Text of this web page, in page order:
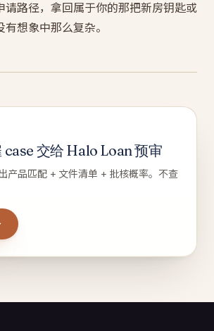
请路径，拿回属于你的那把新房钥匙或
想象中那么复杂。
case 交给 Halo Loan 预审
产品匹配 + 文件清单 + 批核概率。不查